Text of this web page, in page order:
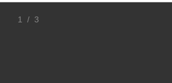
:::
1 / 3